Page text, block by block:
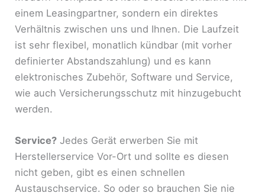
einem Leasingpartner, sondern ein direktes
Verhältnis zwischen uns und Ihnen. Die Laufzeit
ist sehr flexibel, monatlich kündbar (mit vorher
definierter Abstandszahlung) und es kann
elektronisches Zubehör, Software und Service,
wie auch Versicherungsschutz mit hinzugebucht
werden.
Service? Jedes Gerät erwerben Sie mit
Herstellerservice Vor-Ort und sollte es diesen
nicht geben, gibt es einen schnellen
Austauschservice. So oder so brauchen Sie nie